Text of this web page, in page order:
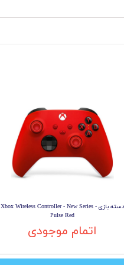
دسته بازی Xbox Wireless Controller - New Series -
Pulse Red
اتمام موجودی